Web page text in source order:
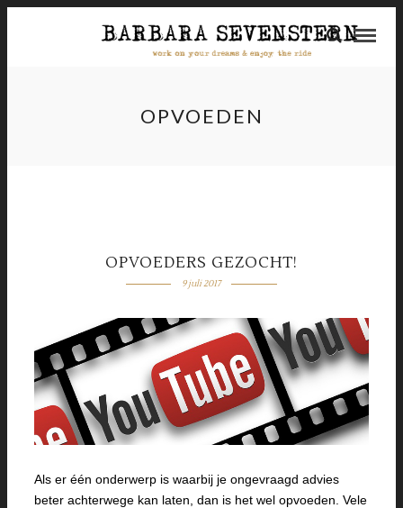
OPVOEDEN
OPVOEDERS GEZOCHT!
9 juli 2017
Als er één onderwerp is waarbij je ongevraagd advies
beter achterwege kan laten, dan is het wel opvoeden. Vele